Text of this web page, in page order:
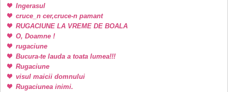
Ingerasul
cruce_n cer,cruce-n pamant
RUGACIUNE LA VREME DE BOALA
O, Doamne !
rugaciune
Bucura-te lauda a toata lumea!!!
Rugaciune
visul maicii domnului
Rugaciunea inimi.